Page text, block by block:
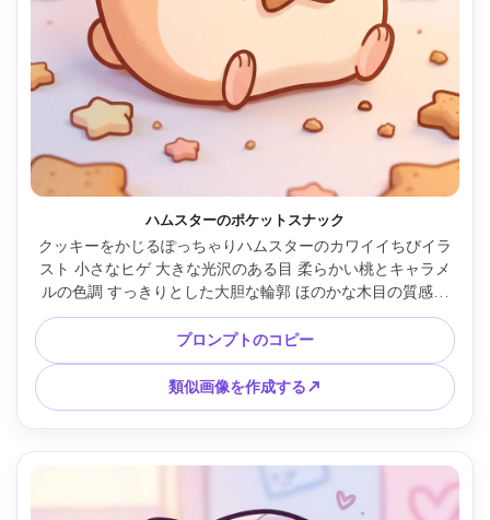
ハムスターのポケットスナック
クッキーをかじるぽっちゃりハムスターのカワイイちびイラ
スト 小さなヒゲ 大きな光沢のある目 柔らかい桃とキャラメ
ルの色調 すっきりとした大胆な輪郭 ほのかな木目の質感で
暖かさ 小さな星とパンくずが入ったシンプルな背景 たまら
なくかわいいキャラクターアート 85mmレンズ 被写界深度が
浅い 柔らかい映画照明 --ar 4:5
プロンプトのコピー
類似画像を作成する↗